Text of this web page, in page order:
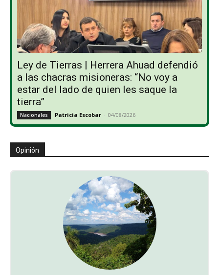
Ley de Tierras | Herrera Ahuad defendió
a las chacras misioneras: “No voy a
estar del lado de quien les saque la
tierra”
Nacionales Patricia Escobar - 04/08/2026
Opinión